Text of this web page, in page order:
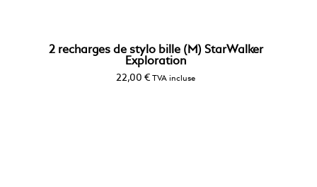
2 recharges de stylo bille (M) StarWalker
Exploration
22,00 € TVA incluse